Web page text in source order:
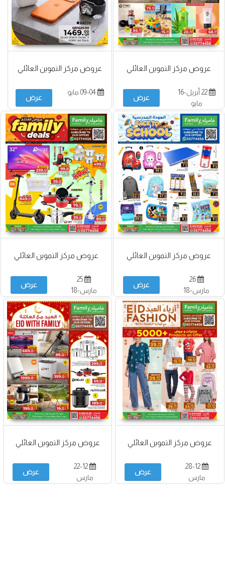
عروض مركز التموين العائلي
22 أبريل-16
مايو
عرض
عروض مركز التموين العائلي
عرض
عروض مركز التموين العائلي
26
مارس-18
أبريل
عرض
عروض مركز التموين العائلي
25
مارس-18
أبريل
عرض
عروض مركز التموين العائلي
28-12
مارس
عرض
عروض مركز التموين العائلي
22-12
مارس
عرض